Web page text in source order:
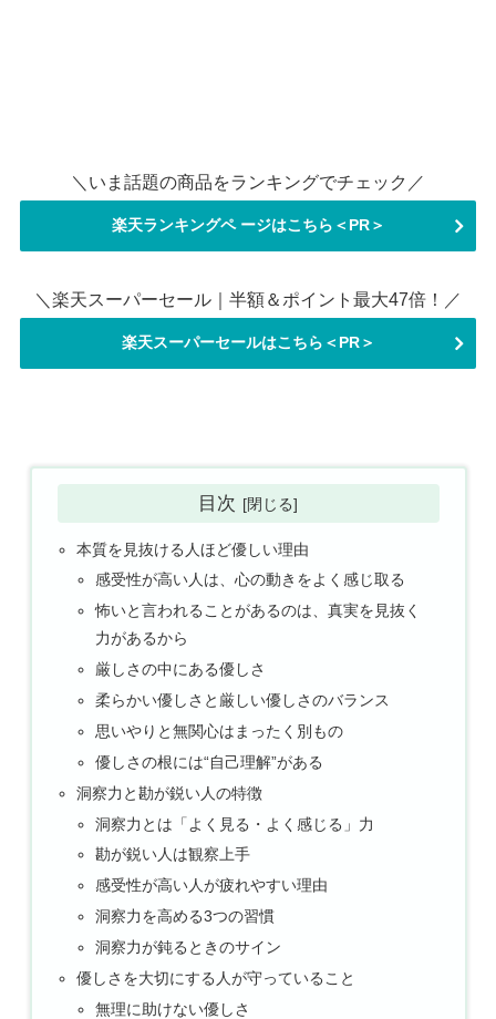
＼いま話題の商品をランキングでチェック／
楽天ランキングペ ージはこちら＜PR＞
＼楽天スーパーセール｜半額＆ポイント最大47倍！／
楽天スーパーセールはこちら＜PR＞
目次
本質を見抜ける人ほど優しい理由
感受性が高い人は、心の動きをよく感じ取る
怖いと言われることがあるのは、真実を見抜く
力があるから
厳しさの中にある優しさ
柔らかい優しさと厳しい優しさのバランス
思いやりと無関心はまったく別もの
優しさの根には“自己理解”がある
洞察力と勘が鋭い人の特徴
洞察力とは「よく見る・よく感じる」力
勘が鋭い人は観察上手
感受性が高い人が疲れやすい理由
洞察力を高める3つの習慣
洞察力が鈍るときのサイン
優しさを大切にする人が守っていること
無理に助けない優しさ